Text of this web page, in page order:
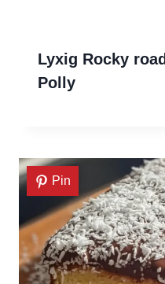
Lyxig Rocky
Polly
Pin